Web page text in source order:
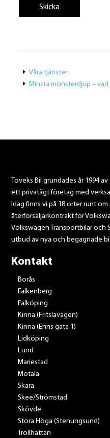
Våra tjänster
Minsta mönsterdjup – vad
Toveks Bil grundades år 1994
ett privatägt företag med
Idag finns vi på 18 orter runt om
återförsäljarkontrakt för
Volkswagen Transportbilar och
utbud av nya och begagnade
Kontakt
Borås
Falkenberg
Falköping
Kinna (Fritslavägen)
Kinna (Ehns gata 1)
Lidköping
Lund
Mariestad
Motala
Skara
Skee/Strömstad
Skövde
Stora Höga (Stenungsund)
Trollhättan